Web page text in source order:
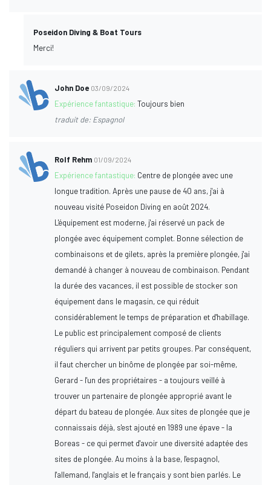
Poseidon Diving & Boat Tours
Merci!
John Doe 03/09/2024
Expérience fantastique:Toujours bien
traduit de: Espagnol
Rolf Rehm 01/09/2024
Expérience fantastique: Centre de plongée avec une
longue tradition. Après une pause de 40 ans, j'ai à
nouveau visité Poseidon Diving en août 2024.
L'équipement est moderne, j'ai réservé un pack de
plongée avec équipement complet. Bonne sélection de
combinaisons et de gilets, après la première plongée, j'ai
demandé à changer à nouveau de combinaison. Pendant
la durée des vacances, il est possible de stocker son
équipement dans le magasin, ce qui réduit
considérablement le temps de préparation et d'habillage.
Le public est principalement composé de clients
réguliers qui arrivent par petits groupes. Par conséquent,
il faut chercher un binôme de plongée par soi-même,
Gerard - l'un des propriétaires - a toujours veillé à
trouver un partenaire de plongée approprié avant le
départ du bateau de plongée. Aux sites de plongée que je
connaissais déjà, s'est ajouté en 1989 une épave - la
Boreas - ce qui permet d'avoir une diversité adaptée des
sites de plongée. Au moins à la base, l'espagnol,
l'allemand, l'anglais et le français y sont bien parlés. Le